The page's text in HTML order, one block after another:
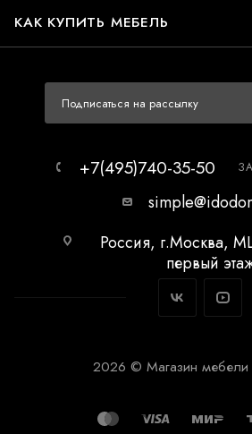
КАК КУПИТЬ МЕБЕЛЬ
Подписаться на рассылку
+7(495)740-35-50
Россия, г.Москва,
первый
2026 © Магазин мебели